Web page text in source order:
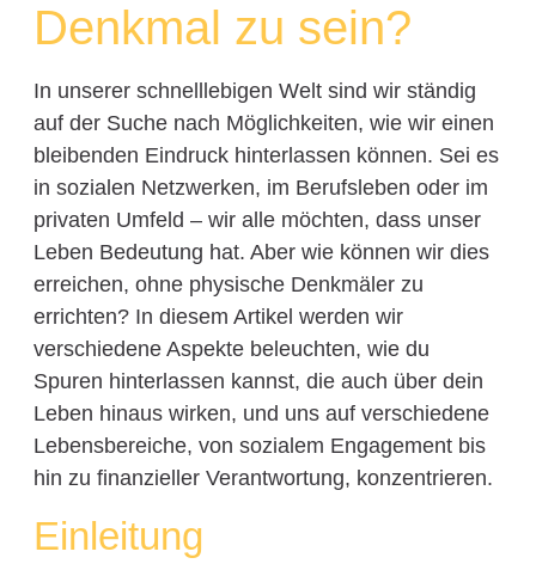
Denkmal zu sein?
In unserer schnelllebigen Welt sind wir ständig
auf der Suche nach Möglichkeiten, wie wir einen
bleibenden Eindruck hinterlassen können. Sei es
in sozialen Netzwerken, im Berufsleben oder im
privaten Umfeld – wir alle möchten, dass unser
Leben Bedeutung hat. Aber wie können wir dies
erreichen, ohne physische Denkmäler zu
errichten? In diesem Artikel werden wir
verschiedene Aspekte beleuchten, wie du
Spuren hinterlassen kannst, die auch über dein
Leben hinaus wirken, und uns auf verschiedene
Lebensbereiche, von sozialem Engagement bis
hin zu finanzieller Verantwortung, konzentrieren.
Einleitung